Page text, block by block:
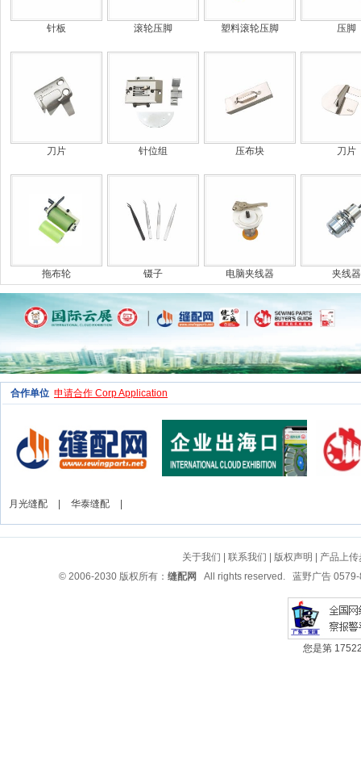
针板 滚轮压脚 塑料滚轮压脚 压脚
刀片 针位组 压布块 刀片
拖布轮 镊子 电脑夹线器 夹线器
合作单位 申请合作 Corp Application
月光缝配 华泰缝配
关于我们 联系我们 版权声明
产品上传
© 2006-2030 版权所有： 缝配网 All rights reserved. 蓝野广告
您是第